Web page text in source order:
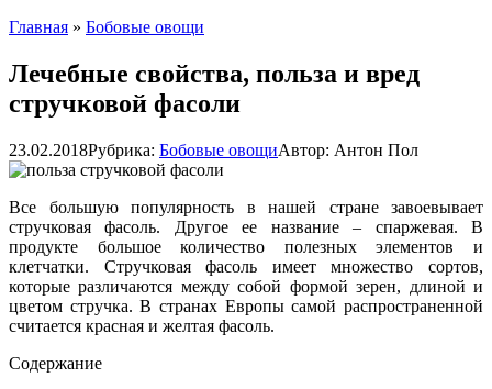
Главная » Бобовые овощи
Лечебные свойства, польза и вред
стручковой фасоли
23.02.2018Рубрика: Бобовые овощиАвтор: Антон Пол
Все большую популярность в нашей стране завоевывает
стручковая фасоль. Другое ее название – спаржевая. В
продукте большое количество полезных элементов и
клетчатки. Стручковая фасоль имеет множество сортов,
которые различаются между собой формой зерен, длиной и
цветом стручка. В странах Европы самой распространенной
считается красная и желтая фасоль.
Содержание